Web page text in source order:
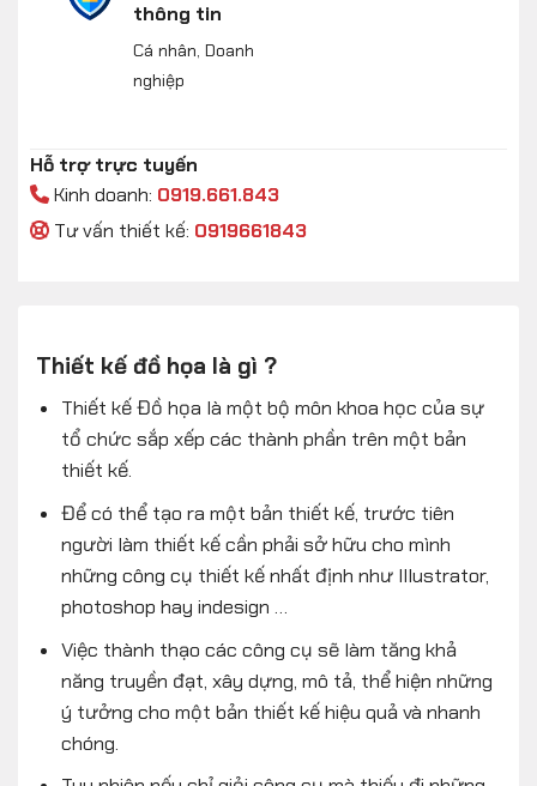
thông tin
Cá nhân, Doanh
nghiệp
Hỗ trợ trực tuyến
Kinh doanh: 0919.661.843
Tư vấn thiết kế: 0919661843
Thiết kế đồ họa là gì ?
Thiết kế Đồ họa là một bộ môn khoa học của sự
tổ chức sắp xếp các thành phần trên một bản
thiết kế.
Để có thể tạo ra một bản thiết kế, trước tiên
người làm thiết kế cần phải sở hữu cho mình
những công cụ thiết kế nhất định như Illustrator,
photoshop hay indesign …
Việc thành thạo các công cụ sẽ làm tăng khả
năng truyền đạt, xây dựng, mô tả, thể hiện những
ý tưởng cho một bản thiết kế hiệu quả và nhanh
chóng.